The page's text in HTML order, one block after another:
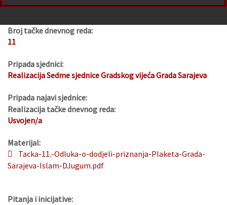
Broj tačke dnevnog reda:
11
Pripada sjednici:
Realizacija Sedme sjednice Gradskog vijeća Grada Sarajeva
Pripada najavi sjednice:
Realizacija tačke dnevnog reda:
Usvojen/a
Materijal:
Tacka-11.-Odluka-o-dodjeli-priznanja-Plaketa-Grada-
Sarajeva-Islam-DJugum.pdf
Pitanja i inicijative: